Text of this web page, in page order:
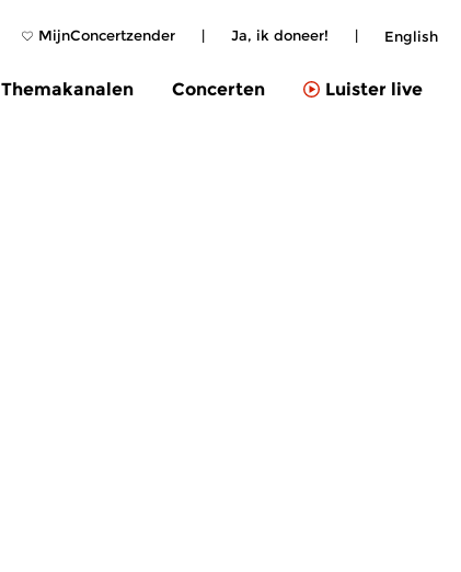
MijnConcertzender | Ja, ik doneer! | English
Themakanalen Concerten Luister live